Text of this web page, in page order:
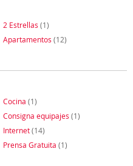
2 Estrellas (1)
Apartamentos (12)
Cocina (1)
Consigna equipajes (1)
Internet(14)
Prensa Gratuita (1)